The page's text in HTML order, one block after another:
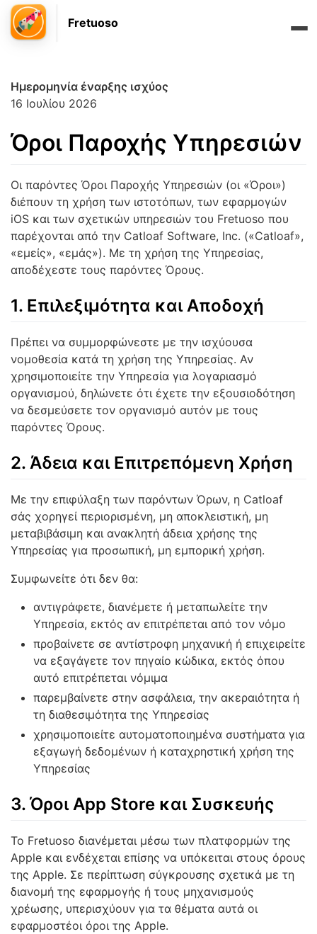
Fretuoso
Ημερομηνία έναρξης ισχύος
16 Ιουλίου 2026
Όροι Παροχής Υπηρεσιών
Οι παρόντες Όροι Παροχής Υπηρεσιών (οι «Όροι»)
διέπουν τη χρήση των ιστοτόπων, των εφαρμογών
iOS και των σχετικών υπηρεσιών του Fretuoso που
παρέχονται από την Catloaf Software, Inc. («Catloaf»,
«εμείς», «εμάς»). Με τη χρήση της Υπηρεσίας,
αποδέχεστε τους παρόντες Όρους.
1. Επιλεξιμότητα και Αποδοχή
Πρέπει να συμμορφώνεστε με την ισχύουσα
νομοθεσία κατά τη χρήση της Υπηρεσίας. Αν
χρησιμοποιείτε την Υπηρεσία για λογαριασμό
οργανισμού, δηλώνετε ότι έχετε την εξουσιοδότηση
να δεσμεύσετε τον οργανισμό αυτόν με τους
παρόντες Όρους.
2. Άδεια και Επιτρεπόμενη Χρήση
Με την επιφύλαξη των παρόντων Όρων, η Catloaf
σάς χορηγεί περιορισμένη, μη αποκλειστική, μη
μεταβιβάσιμη και ανακλητή άδεια χρήσης της
Υπηρεσίας για προσωπική, μη εμπορική χρήση.
Συμφωνείτε ότι δεν θα:
αντιγράφετε, διανέμετε ή μεταπωλείτε την
Υπηρεσία, εκτός αν επιτρέπεται από τον νόμο
προβαίνετε σε αντίστροφη μηχανική ή επιχειρείτε
να εξαγάγετε τον πηγαίο κώδικα, εκτός όπου
αυτό επιτρέπεται νόμιμα
παρεμβαίνετε στην ασφάλεια, την ακεραιότητα ή
τη διαθεσιμότητα της Υπηρεσίας
χρησιμοποιείτε αυτοματοποιημένα συστήματα για
εξαγωγή δεδομένων ή καταχρηστική χρήση της
Υπηρεσίας
3. Όροι App Store και Συσκευής
Το Fretuoso διανέμεται μέσω των πλατφορμών της
Apple και ενδέχεται επίσης να υπόκειται στους όρους
της Apple. Σε περίπτωση σύγκρουσης σχετικά με τη
διανομή της εφαρμογής ή τους μηχανισμούς
χρέωσης, υπερισχύουν για τα θέματα αυτά οι
εφαρμοστέοι όροι της Apple.